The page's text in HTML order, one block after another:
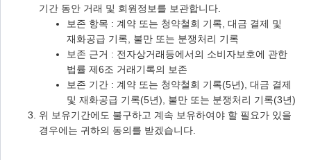
기간 동안 거래 및 회원정보를 보관합니다.
보존 항목 : 계약 또는 청약철회 기록, 대금 결제 및
재화공급 기록, 불만 또는 분쟁처리 기록
보존 근거 : 전자상거래등에서의 소비자보호에 관한
법률 제6조 거래기록의 보존
보존 기간 : 계약 또는 청약철회 기록(5년), 대금 결제
및 재화공급 기록(5년), 불만 또는 분쟁처리 기록(3년)
위 보유기간에도 불구하고 계속 보유하여야 할 필요가 있을
경우에는 귀하의 동의를 받겠습니다.